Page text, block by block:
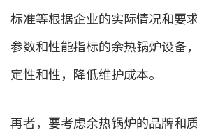
标准等根据企业的实际情况和要
参数和性能指标的余热锅炉设备
定性和性，降低维护成本。
再者，要考虑余热锅炉的品牌和